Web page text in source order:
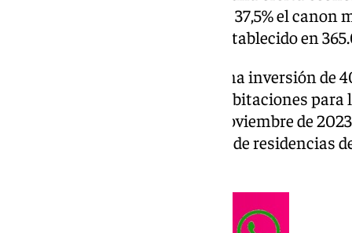
una cifra que incrementa en un 37,5% el
administración autonómica, establecido en
Boibella planea, en dos fases, una inversión de
levantar un complejo de 300 habitaciones
instalaciones cerradas desde noviembre de
cesó la gestión pública de la red de residencias